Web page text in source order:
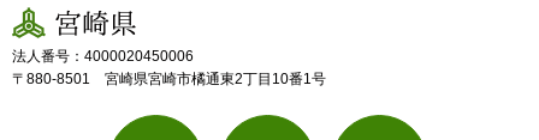
宮崎県
法人番号：4000020450006
〒880-8501 宮崎県宮崎市橘通東2丁目10番1号